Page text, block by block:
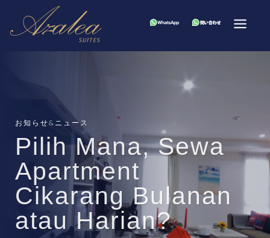
お知らせ&ニュース
Pilih Mana, Sewa
Apartment
Cikarang Bulanan
atau Harian?